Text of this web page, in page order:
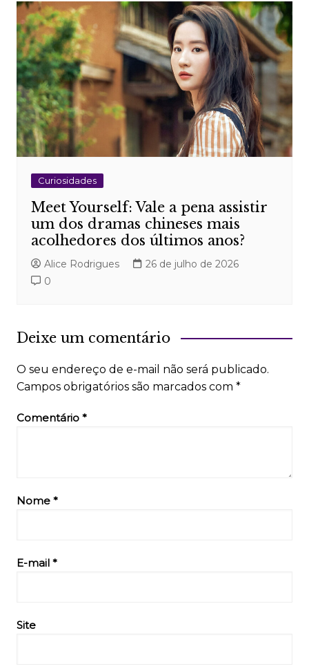
Curiosidades
Meet Yourself: Vale a pena assistir
um dos dramas chineses mais
acolhedores dos últimos anos?
Alice Rodrigues
26 de julho de 2026
0
Deixe um comentário
O seu endereço de e-mail não será publicado.
Campos obrigatórios são marcados com *
Comentário *
Nome *
E-mail *
Site